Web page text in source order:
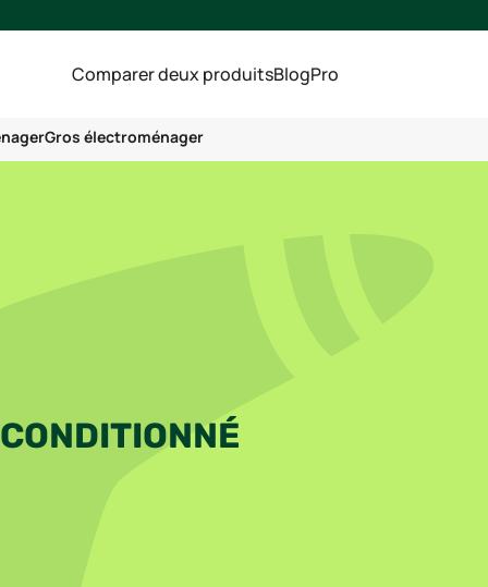
Comparer deux produitsBlogPro
Gros électroménager